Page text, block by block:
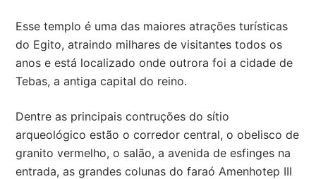
Esse templo é uma das maiores atrações turísticas
do Egito, atraindo milhares de visitantes todos os
anos e está localizado onde outrora foi a cidade de
Tebas, a antiga capital do reino.
Dentre as principais contruções do sítio
arqueológico estão o corredor central, o obelisco de
granito vermelho, o salão, a avenida de esfinges na
entrada, as grandes colunas do faraó Amenhotep III